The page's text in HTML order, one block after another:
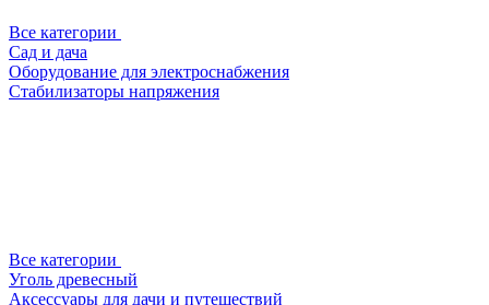
Все категории
Сад и дача
Оборудование для электроснабжения
Стабилизаторы напряжения
Все категории
Уголь древесный
Аксессуары для дачи и путешествий